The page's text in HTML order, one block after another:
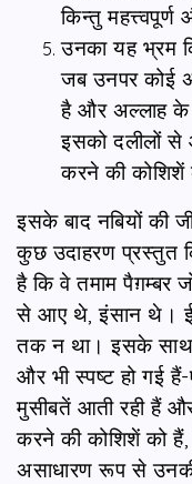
किन्तु महत्त्वपूर्ण
उनका यह भ्रम
जब उनपर कोई
है और अल्लाह के
इसको दलीलों से
करने की कोशिशें
इसके बाद नबियों की
कुछ उदाहरण प्रस्तुत
है कि वे तमाम पैग़म्बर
से आए थे, इंसान थे।
तक न था। इसके साथ
और भी स्पष्ट हो गई
मुसीबतें आती रही हैं और
करने की कोशिशें को
असाधारण रूप से